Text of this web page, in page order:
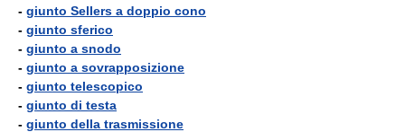
- giunto Sellers a doppio cono
- giunto sferico
- giunto a snodo
- giunto a sovrapposizione
- giunto telescopico
- giunto di testa
- giunto della trasmissione